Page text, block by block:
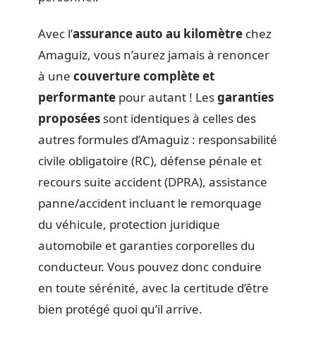
Avec l’assurance auto au kilomètre chez
Amaguiz, vous n’aurez jamais à renoncer
à une couverture complète et
performante pour autant ! Lesgaranties
proposées sont identiques à celles des
autres formules d’Amaguiz : responsabilité
civile obligatoire (RC), défense pénale et
recours suite accident (DPRA), assistance
panne/accident incluant le remorquage
du véhicule, protection juridique
automobile et garanties corporelles du
conducteur. Vous pouvez donc conduire
en toute sérénité, avec la certitude d’être
bien protégé quoi qu’il arrive.